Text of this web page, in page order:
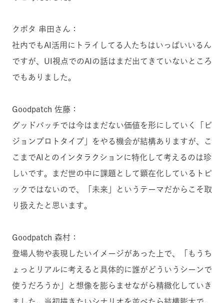
クボタ 串田さん：
社内でもAI活用にトライしてる人たちはいっぱいいるん
ですが、UI視点でのAIの話はまだ出てきていないところ
でもありました。
Goodpatch 佐藤：
グッドパッチでは今はまだない価値を形にしていく「ビ
ジョンプロトタイプ」をやる機会が結構ありますが、こ
こまでAIとのインタラクションに特化して考えるのは珍
しいです。まだ世の中に課題として顕在化しているトピ
ックではないので、「未来」というテーマだからこそ取
り扱えたと思います。
Goodpatch 森村：
登場人物や表現したいイメージがあった上で、「もうち
ょっとリアルに考えると具体的に誰がどういうシーンで
使うだろうか」と想像を膨らませながら精緻化していき